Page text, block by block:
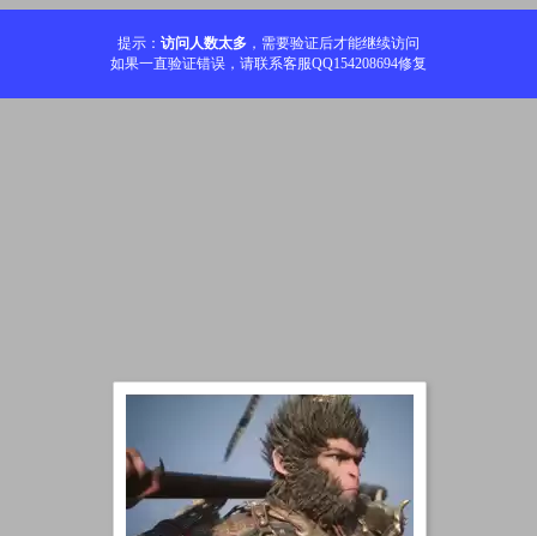
提示： 访问人数太多 ，需要验证后才能继续访问
如果一直验证错误，请联系客服QQ154208694修复
加载中